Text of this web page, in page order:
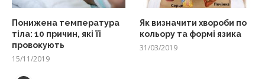
Понижена температура
тіла: 10 причин, які її
провокують
15/11/2019
Як визначити хвороби по
кольору та формі язика
31/03/2019